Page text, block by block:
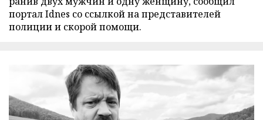
портал Idnes со ссылкой на представителей
полиции и скорой помощи.